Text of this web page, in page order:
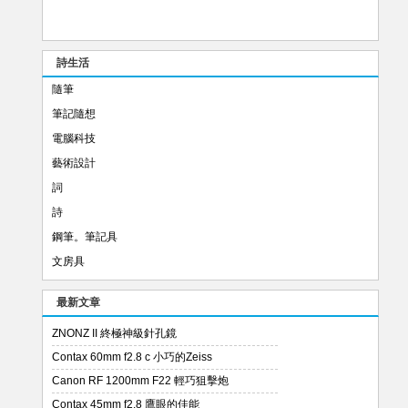
詩生活
隨筆
筆記隨想
電腦科技
藝術設計
詞
詩
鋼筆。筆記具
文房具
最新文章
ZNONZ II 終極神級針孔鏡
Contax 60mm f2.8 c 小巧的Zeiss
Canon RF 1200mm F22 輕巧狙擊炮
Contax 45mm f2.8 鷹眼的佳能